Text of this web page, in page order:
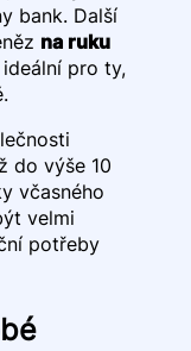
bank. Další
na ruku
pro ty,
do výše 10
včasného
velmi
potřeby